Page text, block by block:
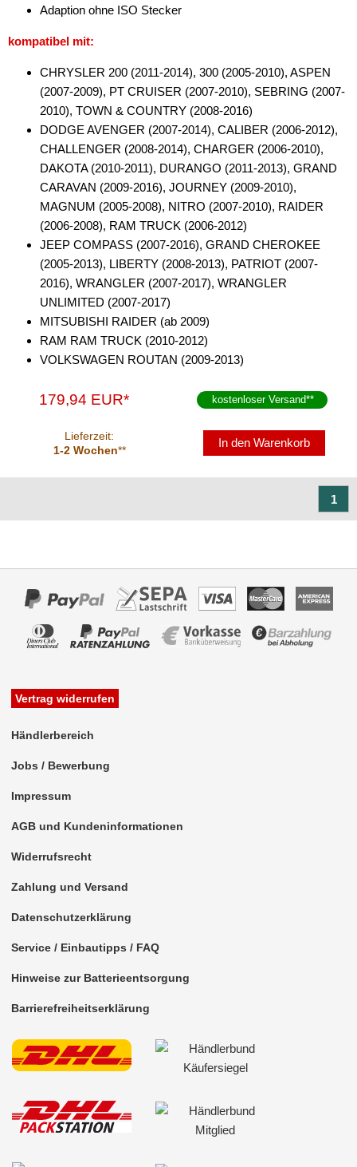
Adaption ohne ISO Stecker
kompatibel mit:
CHRYSLER 200 (2011-2014), 300 (2005-2010), ASPEN
(2007-2009), PT CRUISER (2007-2010), SEBRING (2007-
2010), TOWN & COUNTRY (2008-2016)
DODGE AVENGER (2007-2014), CALIBER (2006-2012),
CHALLENGER (2008-2014), CHARGER (2006-2010),
DAKOTA (2010-2011), DURANGO (2011-2013), GRAND
CARAVAN (2009-2016), JOURNEY (2009-2010),
MAGNUM (2005-2008), NITRO (2007-2010), RAIDER
(2006-2008), RAM TRUCK (2006-2012)
JEEP COMPASS (2007-2016), GRAND CHEROKEE
(2005-2013), LIBERTY (2008-2013), PATRIOT (2007-
2016), WRANGLER (2007-2017), WRANGLER
UNLIMITED (2007-2017)
MITSUBISHI RAIDER (ab 2009)
RAM RAM TRUCK (2010-2012)
VOLKSWAGEN ROUTAN (2009-2013)
179,94 EUR* kostenloser Versand**
Lieferzeit:
1-2 Wochen**
In den Warenkorb
1
Vertrag widerrufen
Händlerbereich
Jobs / Bewerbung
Impressum
AGB und Kundeninformationen
Widerrufsrecht
Zahlung und Versand
Datenschutzerklärung
Service / Einbautipps / FAQ
Hinweise zur Batterieentsorgung
Barrierefreiheitserklärung